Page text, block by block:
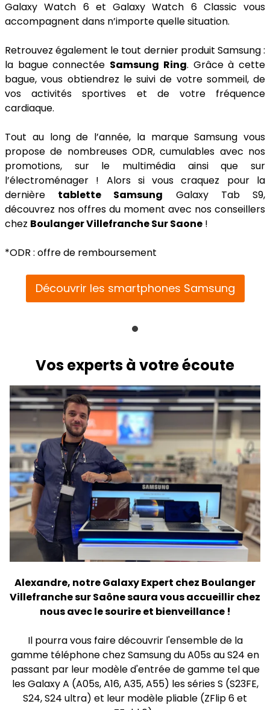
Galaxy Watch 6 et Galaxy Watch 6 Classic vous
accompagnent dans n’importe quelle situation.
Retrouvez également le tout dernier produit Samsung :
la bague connectée Samsung Ring. Grâce à cette
bague, vous obtiendrez le suivi de votre sommeil, de
vos activités sportives et de votre fréquence
cardiaque.
Tout au long de l’année, la marque Samsung vous
propose de nombreuses ODR, cumulables avec nos
promotions, sur le multimédia ainsi que sur
l’électroménager ! Alors si vous craquez pour la
dernière tablette Samsung Galaxy Tab S9,
découvrez nos offres du moment avec nos conseillers
chez Boulanger Villefranche Sur Saone !
*ODR : offre de remboursement
Découvrir les smartphones Samsung
Vos experts à votre écoute
Alexandre, notre Galaxy Expert chez Boulanger
Villefranche sur Saône saura vous accueillir chez
nous avec le sourire et bienveillance !
Il pourra vous faire découvrir l'ensemble de la
gamme téléphone chez Samsung du A05s au S24 en
passant par leur modèle d'entrée de gamme tel que
les Galaxy A (A05s, A16, A35, A55) les séries S (S23FE,
S24, S24 ultra) et leur modèle pliable (ZFlip 6 et